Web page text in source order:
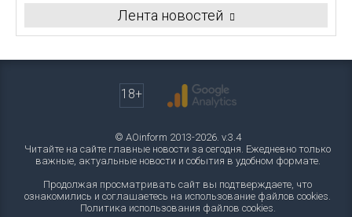
Лента новостей
18+
© AOinform 2013-2026. v.3.4
Читайте на сайте главные новости за сегодня. Ежедневно только
важные, актуальные новости и события в удобном формате.
Продолжая просматривать сайт вы подтверждаете, что
ознакомились и соглашаетесь на использование файлов cookies.
Политика использования файлов cookies.